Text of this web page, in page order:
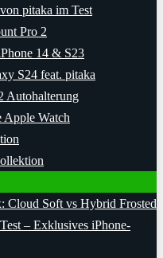
pitaka im Test
Pro 2
14 & S23
S24 feat. pitaka
Autohalterung
Apple Watch
Cloud Soft vs Hybrid Frosted
– Exklusives iPhone-